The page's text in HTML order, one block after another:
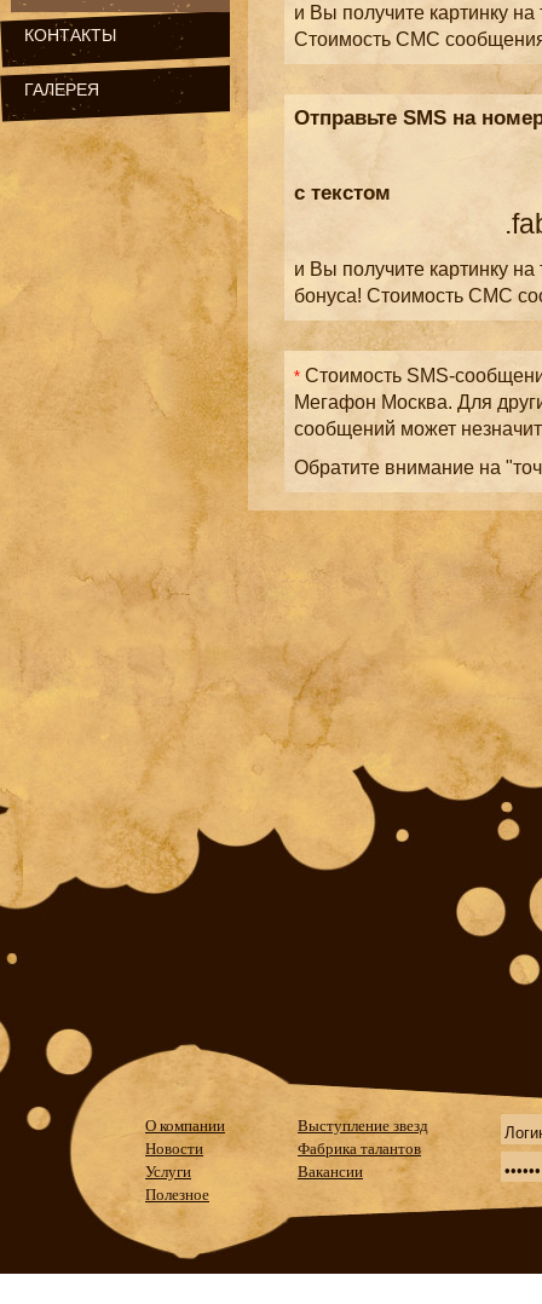
и Вы получите картинку
Стоимость СМС
Отправьте SMS на
с текстом
и Вы получите картинку
бонуса! Стоимость СМС
* Стоимость SMS-
Мегафон Москва. Для
сообщений может
Обратите внимание на
КОНТАКТЫ
ГАЛЕРЕЯ
О компании
Новости
Услуги
Полезное
Выступление звезд
Фабрика талантов
Вакансии